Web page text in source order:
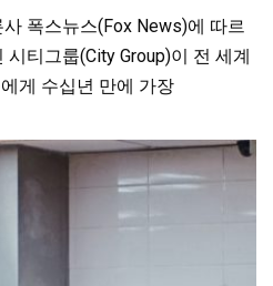
폭스뉴스(Fox News)에 따르
티그룹(City Group)이 전 세계
게 수십년 만에 가장